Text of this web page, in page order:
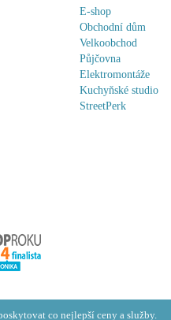
E-shop
Obchodní dům
Velkoobchod
Půjčovna
Elektromontáže
Kuchyňské studio
StreetPerk
co nejlepší ceny a služby.